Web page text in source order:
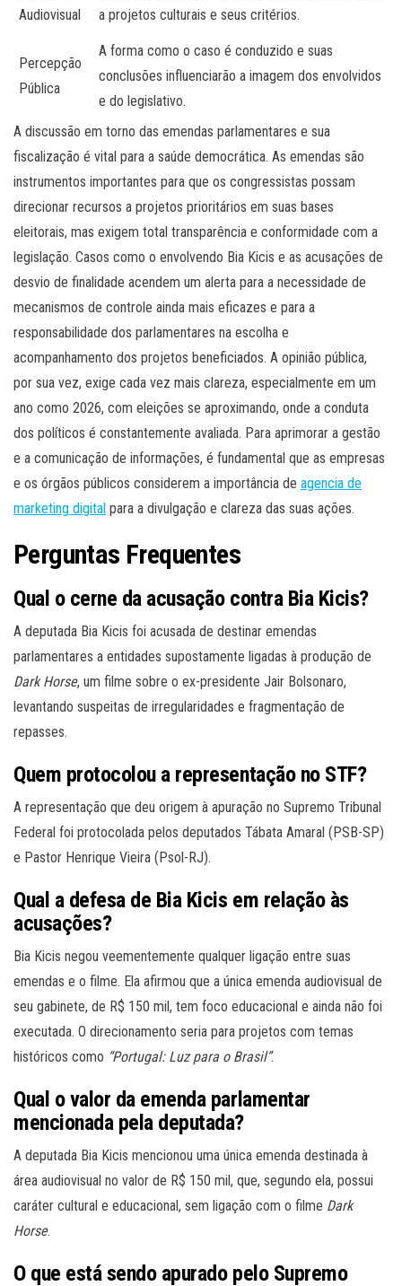
Audiovisual
a projetos culturais e seus critérios.
Percepção
Pública
A forma como o caso é conduzido e suas
conclusões influenciarão a imagem dos envolvidos
e do legislativo.
A discussão em torno das emendas parlamentares e sua
fiscalização é vital para a saúde democrática. As emendas são
instrumentos importantes para que os congressistas possam
direcionar recursos a projetos prioritários em suas bases
eleitorais, mas exigem total transparência e conformidade com a
legislação. Casos como o envolvendo Bia Kicis e as acusações de
desvio de finalidade acendem um alerta para a necessidade de
mecanismos de controle ainda mais eficazes e para a
responsabilidade dos parlamentares na escolha e
acompanhamento dos projetos beneficiados. A opinião pública,
por sua vez, exige cada vez mais clareza, especialmente em um
ano como 2026, com eleições se aproximando, onde a conduta
dos políticos é constantemente avaliada. Para aprimorar a gestão
e a comunicação de informações, é fundamental que as empresas
e os órgãos públicos considerem a importância de agencia de
marketing digital para a divulgação e clareza das suas ações.
Perguntas Frequentes
Qual o cerne da acusação contra Bia Kicis?
A deputada Bia Kicis foi acusada de destinar emendas
parlamentares a entidades supostamente ligadas à produção de
Dark Horse, um filme sobre o ex-presidente Jair Bolsonaro,
levantando suspeitas de irregularidades e fragmentação de
repasses.
Quem protocolou a representação no STF?
A representação que deu origem à apuração no Supremo Tribunal
Federal foi protocolada pelos deputados Tábata Amaral (PSB-SP)
e Pastor Henrique Vieira (Psol-RJ).
Qual a defesa de Bia Kicis em relação às
acusações?
Bia Kicis negou veementemente qualquer ligação entre suas
emendas e o filme. Ela afirmou que a única emenda audiovisual de
seu gabinete, de R$ 150 mil, tem foco educacional e ainda não foi
executada. O direcionamento seria para projetos com temas
históricos como “Portugal: Luz para o Brasil”.
Qual o valor da emenda parlamentar
mencionada pela deputada?
A deputada Bia Kicis mencionou uma única emenda destinada à
área audiovisual no valor de R$ 150 mil, que, segundo ela, possui
caráter cultural e educacional, sem ligação com o filme Dark
Horse.
O que está sendo apurado pelo Supremo